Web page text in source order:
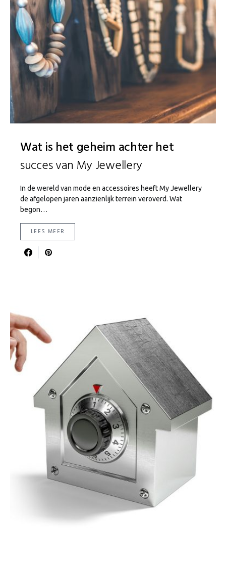
Wat is het geheim achter het
succes van My Jewellery
In de wereld van mode en accessoires heeft My Jewellery
de afgelopen jaren aanzienlijk terrein veroverd. Wat
begon…
LEES MEER